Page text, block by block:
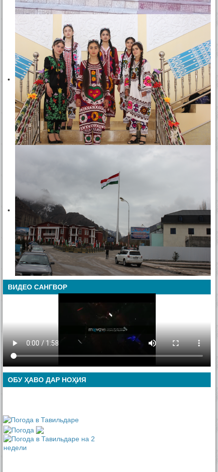
ВИДЕО САНГВОР
ОБУ ҲАВО ДАР НОҲИЯ